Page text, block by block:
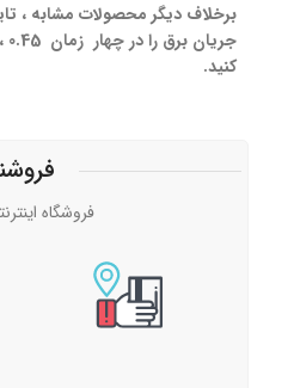
برخلاف دیگر محصولات مشابه ،
کنید.
فروشگاه